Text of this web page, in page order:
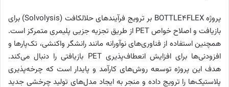
پروژه BOTTLE4FLEX بر ترویج فرآیندهای حلالکافت (Solvolysis) برای
بازیافت و اصلاح خواص PET از طریق تجزیه جزیی پلیمری متمرکز است.
همچنین استفاده از فناوری‌های نوآورانه مانند رانشگر واکنشی، تک‌پارها و
افزودنی‌ها برای افزایش انعطاف‌پذیری PET بازیافتی را دنبال می‌کند.
هدف این پروژه توسعه روش‌های کارآمد و پایدار است که چرخه‌پذیری
پلاستیک‌ها را ترویج داده و منجر به ایجاد مدل‌های تولید چرخشی جدید